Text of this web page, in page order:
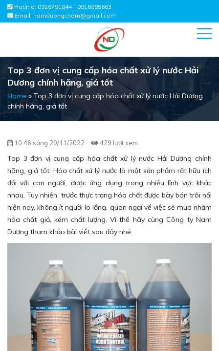
Hotline: 0916791844 - 0916885663
Email: namduongchem@gmail.com
Top 3 đơn vị cung cấp hóa chất xử lý nước Hải
Dương chính hãng, giá tốt
Home»Top 3 đơn vị cung cấp hóa chất xử lý nước Hải Dương
chính hãng, giá tốt
10:46 sáng 29/11/2022 429 lượt xem
Top 3 đơn vị cung cấp hóa chất xử lý nước Hải Dương chính
hãng, giá tốt. Hóa chất xử lý nước là một sản phẩm rất hữu ích
đối với con người, được ứng dụng trong nhiều lĩnh vực khác
nhau. Tuy nhiên, trước thực trạng hóa chất được bày bán trôi nổi
hiện nay, không ít người lo lắng, quan ngại về việc sẽ mua nhầm
hóa chất giả, kém chất lượng. Vì thế hãy cùng Công ty Nam
Dương tham khảo bài viết sau đây nhé: